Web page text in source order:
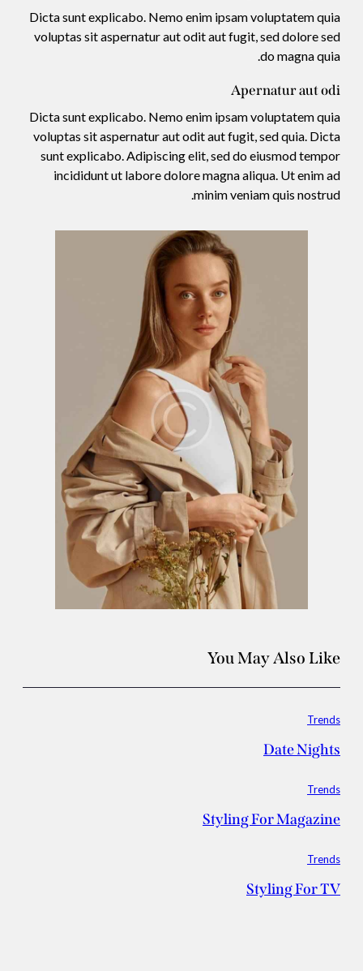
Dicta sunt explicabo. Nemo enim ipsam voluptatem quia
voluptas sit aspernatur aut odit aut fugit, sed dolore sed
do magna quia.
Apernatur aut odi
Dicta sunt explicabo. Nemo enim ipsam voluptatem quia
voluptas sit aspernatur aut odit aut fugit, sed quia. Dicta
sunt explicabo. Adipiscing elit, sed do eiusmod tempor
incididunt ut labore dolore magna aliqua. Ut enim ad
minim veniam quis nostrud.
You May Also Like
Trends
Date Nights
Trends
Styling For Magazine
Trends
Styling For TV